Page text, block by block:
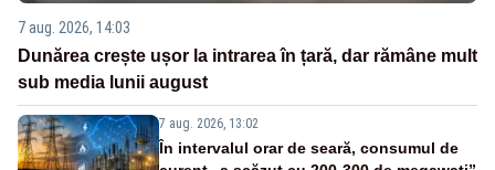
7 aug. 2026, 14:03
Dunărea crește ușor la intrarea în țară, dar rămâne mult
sub media lunii august
7 aug. 2026, 13:02
În intervalul orar de seară, consumul de